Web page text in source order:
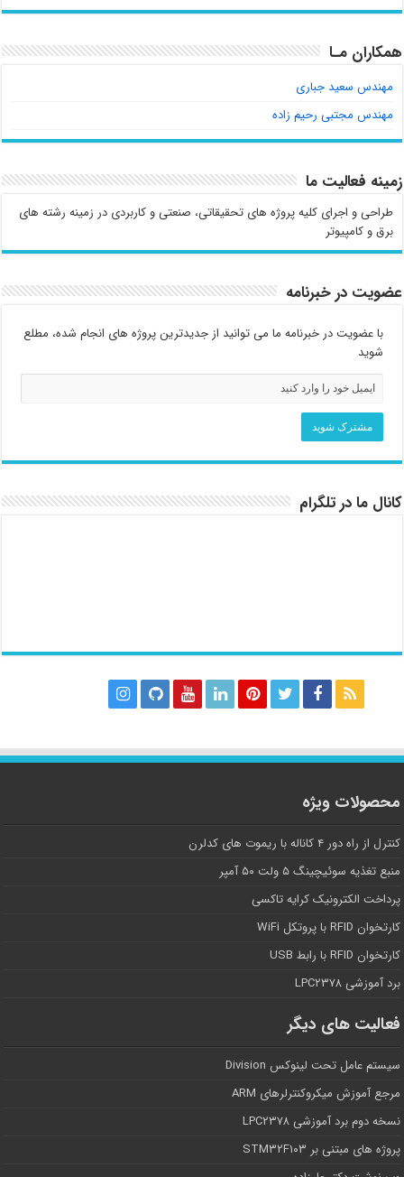
همکاران مـا
مهندس سعید جباری
مهندس مجتبی رحیم زاده
زمینه فعالیت ما
طراحی و اجرای کلیه پروژه های تحقیقاتی، صنعتی و کاربردی در زمینه رشته های
برق و کامپیوتر
عضویت در خبرنامه
با عضویت در خبرنامه ما می توانید از جدیدترین پروژه های انجام شده، مطلع
شوید
کانال ما در تلگرام
محصولات ویژه
کنترل از راه دور ۴ کاناله با ریموت های کدلرن
منبع تغذیه سوئیچینگ ۵ ولت ۵۰ آمپر
پرداخت الکترونیک کرایه تاکسی
کارتخوان RFID با پروتکل WiFi
کارتخوان RFID با رابط USB
برد آموزشی LPC۲۳۷۸
فعالیت های دیگر
سیستم عامل تحت لینوکس Division
مرجع آموزش میکروکنترلرهای ARM
نسخه دوم برد آموزشی LPC۲۳۷۸
پروژه های مبتنی بر STM۳۲F۱۰۳